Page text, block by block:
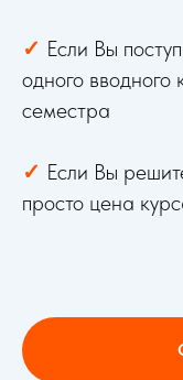
✓ Если Вы
одного вводного
семестра
✓ Если Вы
просто цена